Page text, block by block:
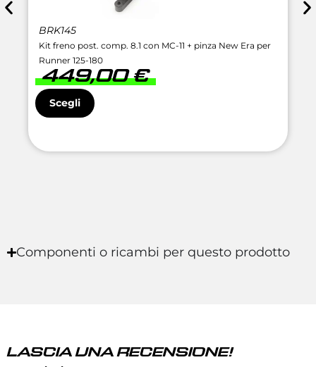
BRK145
Kit freno post. comp. 8.1 con MC-11 + pinza New Era per
Runner 125-180
449,00€
Scegli
Componenti o ricambi per questo prodotto
LASCIA UNA RECENSIONE!